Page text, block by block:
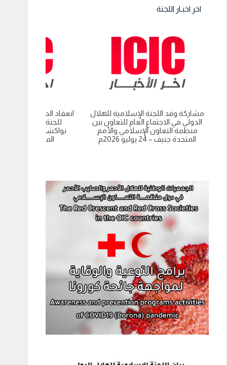
اخر اخبـار اللجنة
مشاركة وفد اللجنة الإسلامية للهلال
الدولي في الاجتماع العام للتعاون بين
منظمة التعاون الإسلامي والأمم
المتحدة جنيف – 24 يوليو 2026م
انعقاد الدورة العادية
للجنة الاسلامية
نواكشوط-
الموريتانية 9 يوليو 2026م